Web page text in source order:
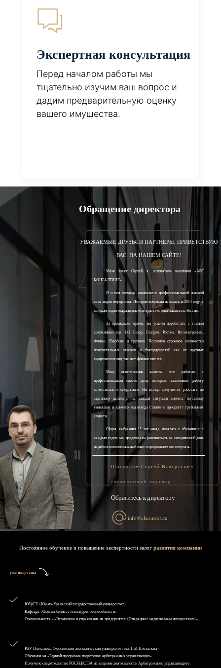
Экспертная консультация
Перед началом работы мы
тщательно изучим ваш вопрос и
дадим предварительную оценку
вашего имущества.
Обращение директора
УВАЖАЕМЫЕ ДРУЗЬЯ И ПАРТНЕРЫ, ПРИВЕТСТВУЮ
ВАС, НА НАШЕМ САЙТЕ!
Меня зовут Сергей, я, основатель компании «АЛС
КОНСАЛТИНГ».
Я и моя команда занимаемся профессиональной оценкой
всех видов имущества. История компании началась в 2013 году, с
каждым годом мы развиваемся и растём, охватывая всю Россию.
За прошедшее время, мы успели поработать с такими
компаниями как: LG Group, Газпром, Ростех, Росэлектроника,
Финам, Сбербанк и прочими. Получили огромное количество
положительных отзывов и благодарностей как от крупных
юридических лиц, так и от физических лиц.
Могу ответственно заявить, что работаю с
профессионалами своего дела, которые, выполняют работу
качественно и оперативно. Ни всегда получается работать по
заданному шаблону, т.к. каждая ситуация клиента, по-своему
уникальна и конечно мы всегда ставим в приоритет требования
клиента.
Сфера, выбранная 15 лет назад, началась с обучения и с
каждым годом, мы продолжаем развиваться, на сегодняшний день
наработали колоссальный опыт и продолжаем его получать.
Шахнович Сергей Валерьевич
управляющий партнер
Обратитесь к директору
info@alsconsult.ru
Постоянное обучение и повышение экспертности залог развития компании
уже получены
ЮУрГУ (Южно-Уральский государственный университет)
Кафедра «Оценка бизнеса и конкурентоспособности»
Специальность - «Экономика и управление на предприятии (Операции с недвижимым имуществом)»
РЭУ Плеханова (Российский экономический университет им. Г.В. Плеханова)
Обучение на «Единой программе подготовки арбитражных управляющих»
Получено свидетельство РОСРЕЕСТРА на ведение деятельности Арбитражного управляющего